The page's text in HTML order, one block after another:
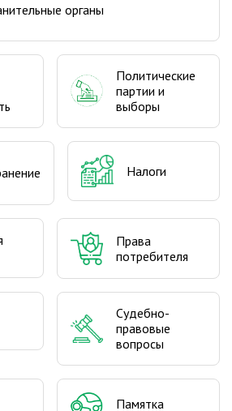
органы
Политические
партии и
выборы
Налоги
Права
потребителя
Судебно-
правовые
вопросы
Памятка